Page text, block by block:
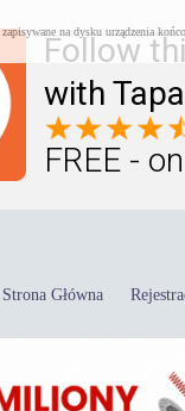
Follow
with
FREE -
na dysku urządzenia
Strona Główna